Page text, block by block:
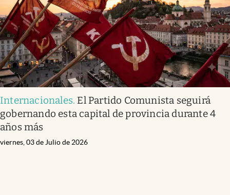
Internacionales. El Partido Comunista seguirá
gobernando esta capital de provincia durante 4
años más
viernes, 03 de Julio de 2026